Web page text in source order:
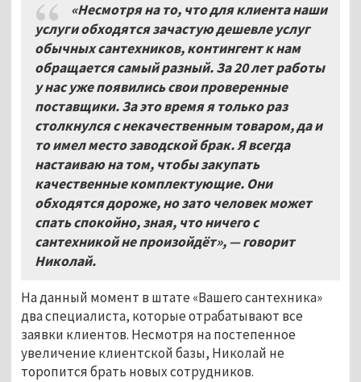
«Несмотря на то, что для клиента наши
услуги обходятся зачастую дешевле услуг
обычных сантехников, контингент к нам
обращается самый разный. За 20 лет работы
у нас уже появились свои проверенные
поставщики. За это время я только раз
столкнулся с некачественным товаром, да и
то имел место заводской брак. Я всегда
настаиваю на том, чтобы закупать
качественные комплектующие. Они
обходятся дороже, но зато человек может
спать спокойно, зная, что ничего с
сантехникой не произойдёт», — говорит
Николай.
На данный момент в штате «Вашего сантехника»
два специалиста, которые отрабатывают все
заявки клиентов. Несмотря на постепенное
увеличение клиентской базы, Николай не
торопится брать новых сотрудников.